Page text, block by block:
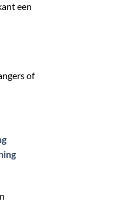
een
of